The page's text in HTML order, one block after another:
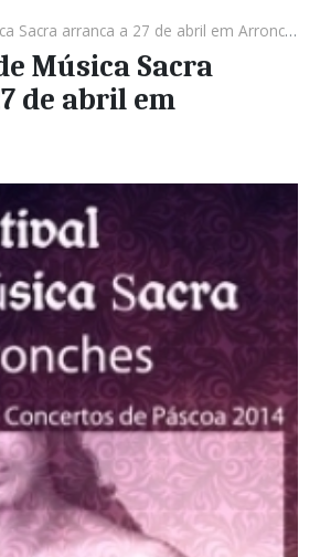
Sacra arranca a 27 de abril em Arronches
Música Sacra
de abril em